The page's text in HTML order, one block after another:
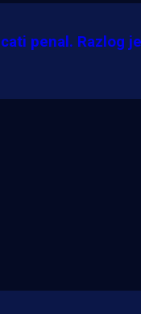
penal. Razlog je